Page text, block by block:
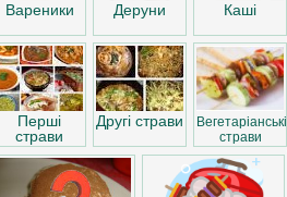
Вареники Деруни Каші
Перші
страви
Другі страви
Вегетаріанські
страви